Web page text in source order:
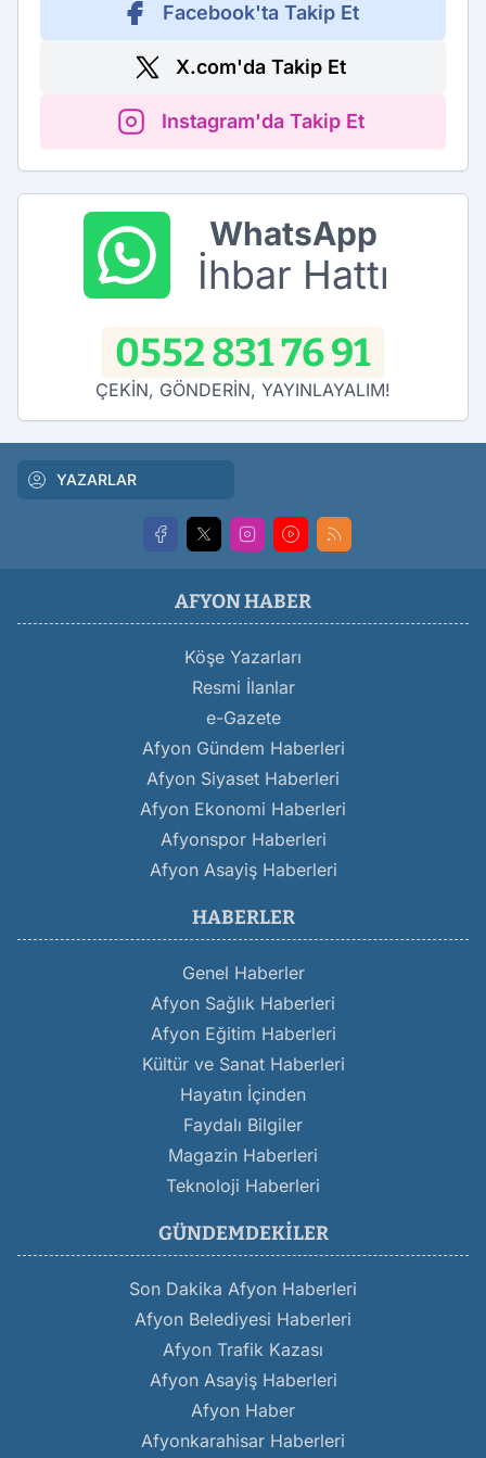
Facebook'ta Takip Et
X.com'da Takip Et
Instagram'da Takip Et
WhatsApp
İhbar Hattı
0552 831 76 91
ÇEKİN, GÖNDERİN, YAYINLAYALIM!
YAZARLAR
AFYON HABER
Köşe Yazarları
Resmi İlanlar
e-Gazete
Afyon Gündem Haberleri
Afyon Siyaset Haberleri
Afyon Ekonomi Haberleri
Afyonspor Haberleri
Afyon Asayiş Haberleri
HABERLER
Genel Haberler
Afyon Sağlık Haberleri
Afyon Eğitim Haberleri
Kültür ve Sanat Haberleri
Hayatın İçinden
Faydalı Bilgiler
Magazin Haberleri
Teknoloji Haberleri
GÜNDEMDEKILER
Son Dakika Afyon Haberleri
Afyon Belediyesi Haberleri
Afyon Trafik Kazası
Afyon Asayiş Haberleri
Afyon Haber
Afyonkarahisar Haberleri